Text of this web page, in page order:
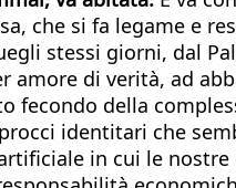
che si fa legame e
stessi giorni, dal
di verità, ad
fecondo della
identitari che
in cui le